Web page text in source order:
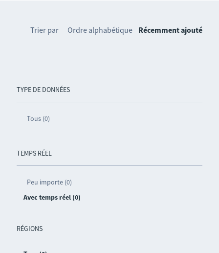
TYPE DE DONNÉES
Tous (0)
TEMPS RÉEL
Peu importe (0)
Avec temps réel (0)
RÉGIONS
Trier par Ordre alphabétique Récemment ajouté